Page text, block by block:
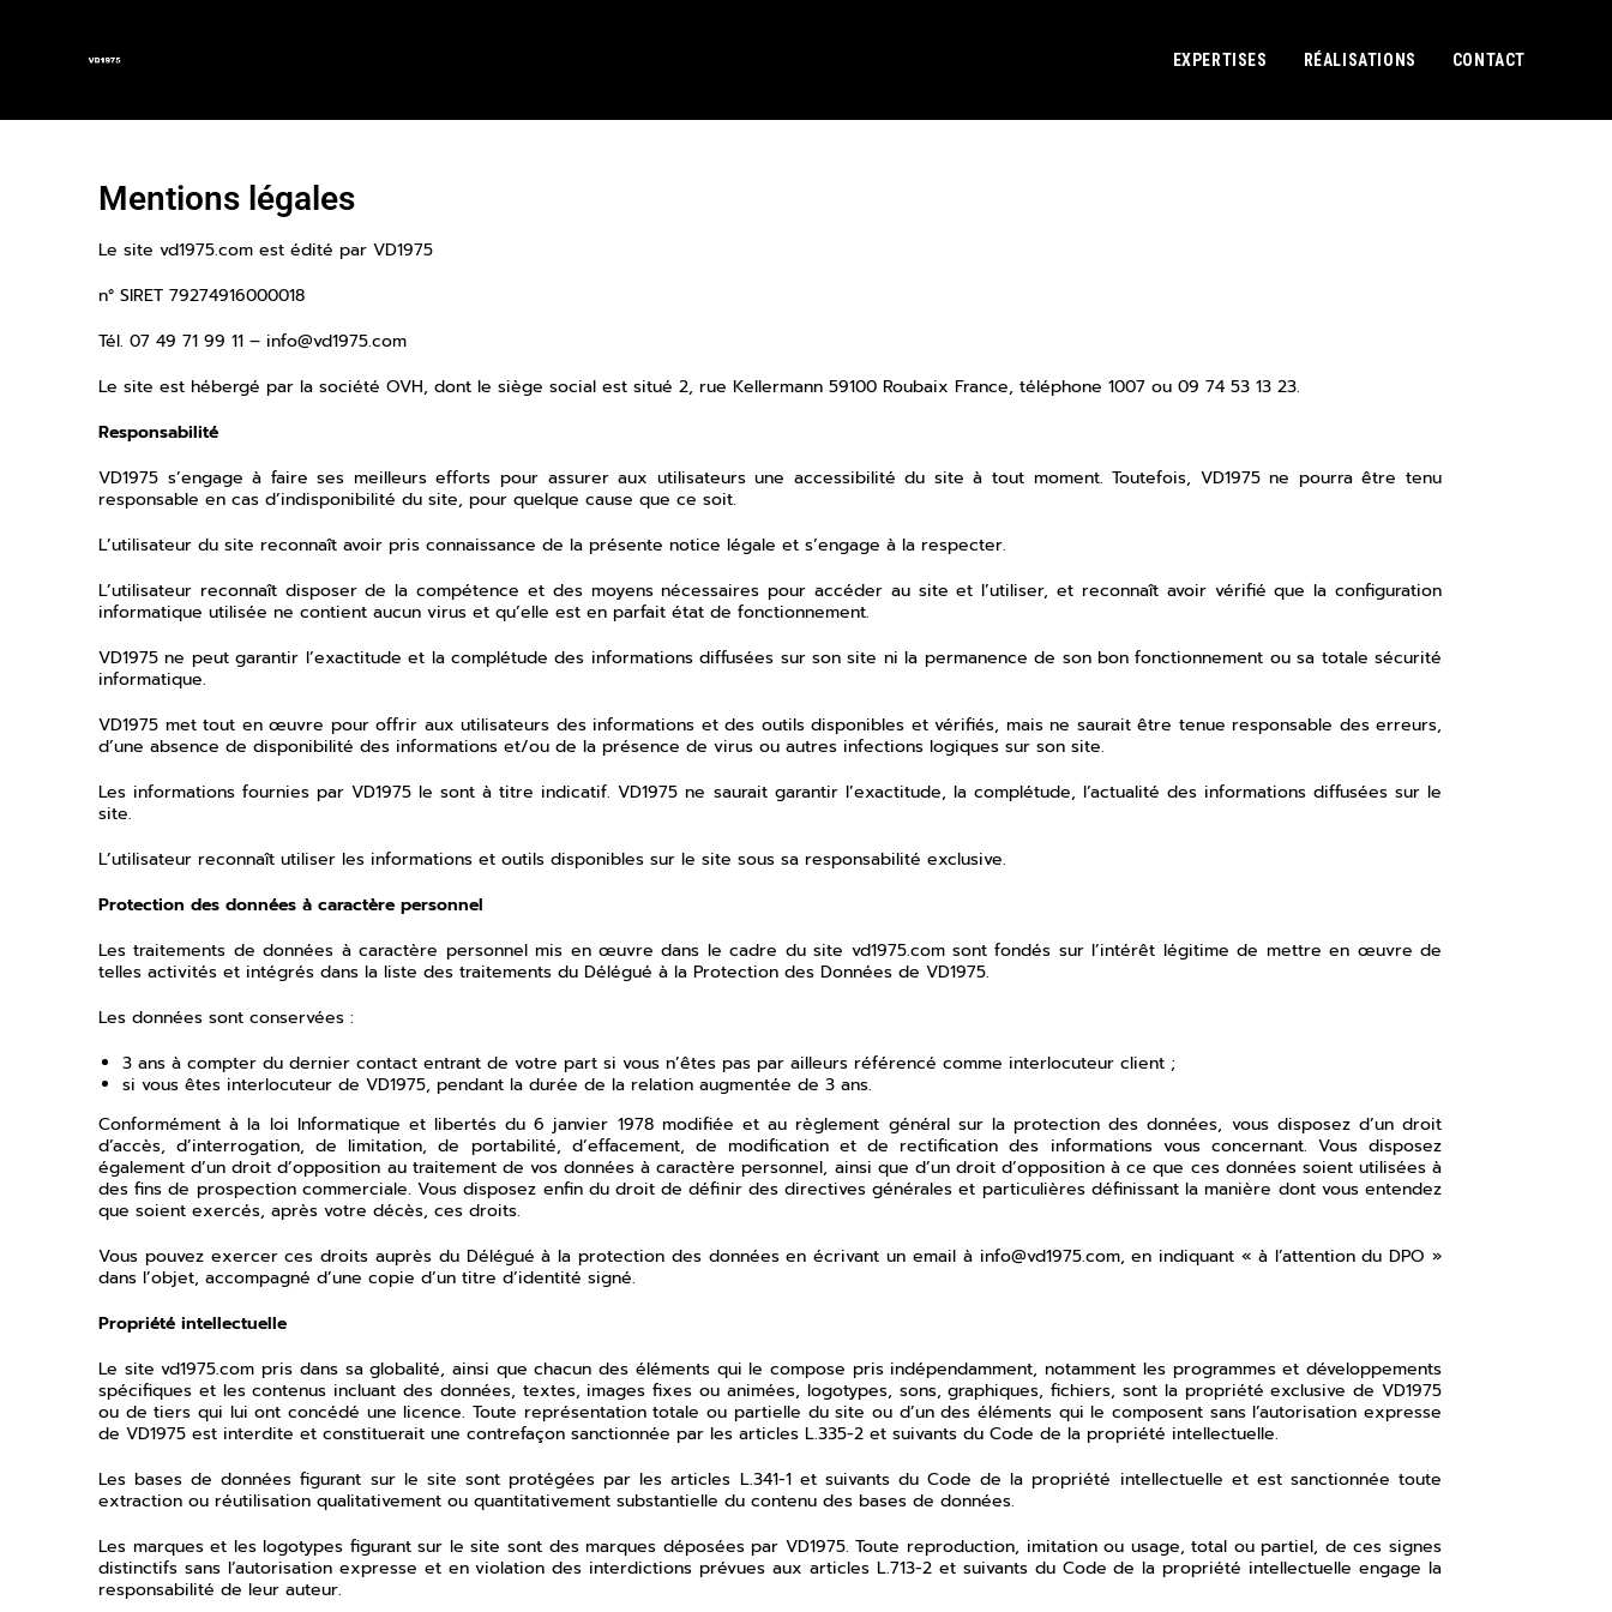
EXPERTISES RÉALISATIONS CONTACT
Mentions légales
Le site vd1975.com est édité par VD1975
n° SIRET 79274916000018
Tél. 07 49 71 99 11 – info@vd1975.com
Le site est hébergé par la société OVH, dont le siège social est situé 2, rue Kellermann 59100 Roubaix France, téléphone 1007 ou 09 74 53 13 23.
Responsabilité
VD1975 s’engage à faire ses meilleurs efforts pour assurer aux utilisateurs une accessibilité du site à tout moment. Toutefois, VD1975 ne pourra être tenu
responsable en cas d’indisponibilité du site, pour quelque cause que ce soit.
L’utilisateur du site reconnaît avoir pris connaissance de la présente notice légale et s’engage à la respecter.
L’utilisateur reconnaît disposer de la compétence et des moyens nécessaires pour accéder au site et l’utiliser, et reconnaît avoir vérifié que la configuration
informatique utilisée ne contient aucun virus et qu’elle est en parfait état de fonctionnement.
VD1975 ne peut garantir l’exactitude et la complétude des informations diffusées sur son site ni la permanence de son bon fonctionnement ou sa totale sécurité
informatique.
VD1975 met tout en œuvre pour offrir aux utilisateurs des informations et des outils disponibles et vérifiés, mais ne saurait être tenue responsable des erreurs,
d’une absence de disponibilité des informations et/ou de la présence de virus ou autres infections logiques sur son site.
Les informations fournies par VD1975 le sont à titre indicatif. VD1975 ne saurait garantir l’exactitude, la complétude, l’actualité des informations diffusées sur le
site.
L’utilisateur reconnaît utiliser les informations et outils disponibles sur le site sous sa responsabilité exclusive.
Protection des données à caractère personnel
Les traitements de données à caractère personnel mis en œuvre dans le cadre du site vd1975.com sont fondés sur l’intérêt légitime de mettre en œuvre de
telles activités et intégrés dans la liste des traitements du Délégué à la Protection des Données de VD1975.
Les données sont conservées :
3 ans à compter du dernier contact entrant de votre part si vous n’êtes pas par ailleurs référencé comme interlocuteur client ;
si vous êtes interlocuteur de VD1975, pendant la durée de la relation augmentée de 3 ans.
Conformément à la loi Informatique et libertés du 6 janvier 1978 modifiée et au règlement général sur la protection des données, vous disposez d’un droit
d’accès, d’interrogation, de limitation, de portabilité, d’effacement, de modification et de rectification des informations vous concernant. Vous disposez
également d’un droit d’opposition au traitement de vos données à caractère personnel, ainsi que d’un droit d’opposition à ce que ces données soient utilisées à
des fins de prospection commerciale. Vous disposez enfin du droit de définir des directives générales et particulières définissant la manière dont vous entendez
que soient exercés, après votre décès, ces droits.
Vous pouvez exercer ces droits auprès du Délégué à la protection des données en écrivant un email à info@vd1975.com, en indiquant « à l’attention du DPO »
dans l’objet, accompagné d’une copie d’un titre d’identité signé.
Propriété intellectuelle
Le site vd1975.com pris dans sa globalité, ainsi que chacun des éléments qui le compose pris indépendamment, notamment les programmes et développements
spécifiques et les contenus incluant des données, textes, images fixes ou animées, logotypes, sons, graphiques, fichiers, sont la propriété exclusive de VD1975
ou de tiers qui lui ont concédé une licence. Toute représentation totale ou partielle du site ou d’un des éléments qui le composent sans l’autorisation expresse
de VD1975 est interdite et constituerait une contrefaçon sanctionnée par les articles L.335-2 et suivants du Code de la propriété intellectuelle.
Les bases de données figurant sur le site sont protégées par les articles L.341-1 et suivants du Code de la propriété intellectuelle et est sanctionnée toute
extraction ou réutilisation qualitativement ou quantitativement substantielle du contenu des bases de données.
Les marques et les logotypes figurant sur le site sont des marques déposées par VD1975. Toute reproduction, imitation ou usage, total ou partiel, de ces signes
distinctifs sans l’autorisation expresse et en violation des interdictions prévues aux articles L.713-2 et suivants du Code de la propriété intellectuelle engage la
responsabilité de leur auteur.